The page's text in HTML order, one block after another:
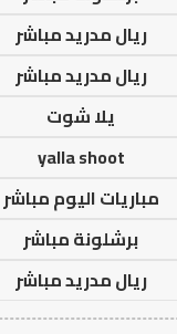
ريال مدريد مباشر
ريال مدريد مباشر
يلا شوت
yalla shoot
مباريات اليوم مباشر
برشلونة مباشر
ريال مدريد مباشر